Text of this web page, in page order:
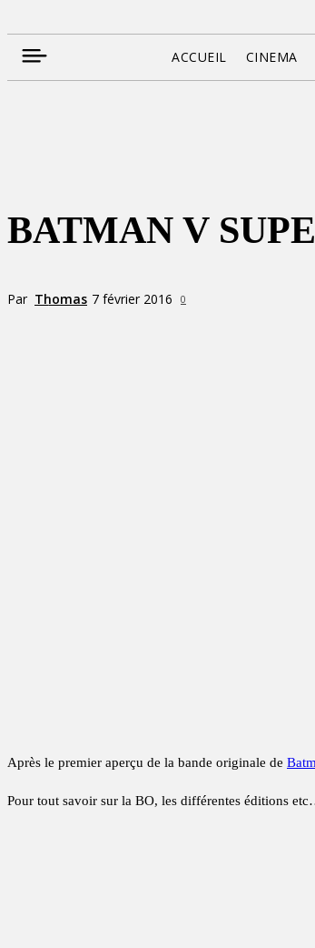
ACCUEIL CINEMA
BATMAN V
Par Thomas 7 février 2016 0
Après le premier aperçu de la bande originale de
Pour tout savoir sur la BO, les différentes éditions